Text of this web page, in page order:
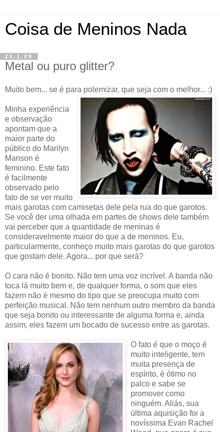
Coisa de Meninos Nada
20.1.09
Metal ou puro glitter?
Muito bem... se é para polemizar, que seja com o melhor... :)
Minha experiência
e observação
apontam que a
maior parte do
público do Marilyn
Manson é
feminino. Este fato
é facilmente
observado pelo
fato de se ver muito
mais garotas com camisetas dele pela rua do que garotos.
Se você der uma olhada em partes de shows dele também
vai perceber que a quantidade de meninas é
consideravelmente maior do que a de meninos. Eu,
particularmente, conheço muito mais garotas do que garotos
que gostam dele. Agora... por que será?
O cara não é bonito. Não tem uma voz incrível. A banda não
toca lá muito bem e, de qualquer forma, o som que eles
fazem não é mesmo do tipo que se preocupa muito com
perfeição musical. Não tem nenhum outro membro da banda
que seja bonito ou interessante de alguma forma e, ainda
assim, eles fazem um bocado de sucesso entre as garotas.
O fato é que o moço é
muito inteligente, tem
muita presença de
espírito, é ótimo no
palco e sabe se
promover como
ninguém. Aliás, sua
última aquisição foi a
novíssima Evan Rachel